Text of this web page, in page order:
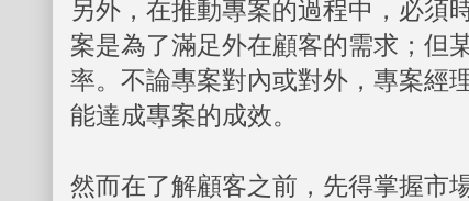
另外，在推動專案的過程中，必須
案是為了滿足外在顧客的需求；但
率。不論專案對內或對外，專案經
能達成專案的成效。
然而在了解顧客之前，先得掌握市